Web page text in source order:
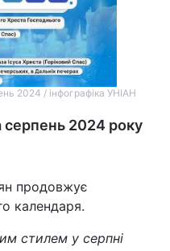
2024 / інфографіка УНІАН
2024 року
продовжує
календаря.
стилем у серпні